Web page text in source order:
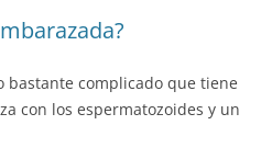
bastante complicado que tiene
con los espermatozoides y un